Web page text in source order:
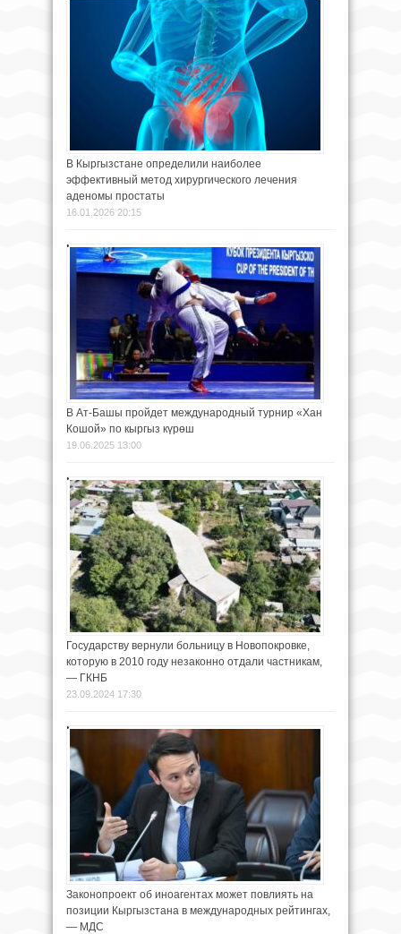
В Кыргызстане определили наиболее
эффективный метод хирургического лечения
аденомы простаты
16.01.2026 20:15
В Ат-Башы пройдет международный турнир «Хан
Кошой» по кыргыз күрөш
19.06.2025 13:00
Государству вернули больницу в Новопокровке,
которую в 2010 году незаконно отдали частникам,
— ГКНБ
23.09.2024 17:30
Законопроект об иноагентах может повлиять на
позиции Кыргызстана в международных рейтингах,
— МДС